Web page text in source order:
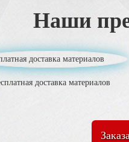
Наши
доставка материалов